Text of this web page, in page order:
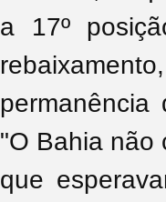
a 17º
"O Bahia não
que